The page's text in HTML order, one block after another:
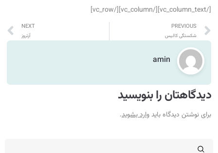
[/vc_column_text][/vc_column][/vc_row]
PREVIOUS
شکستگی کالیس
NEXT
آرتروز
amin
دیدگاهتان را بنویسید
برای نوشتن دیدگاه بایدوارد بشوید.